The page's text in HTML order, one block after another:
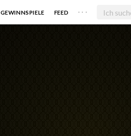
GEWINNSPIELE FEED . . .